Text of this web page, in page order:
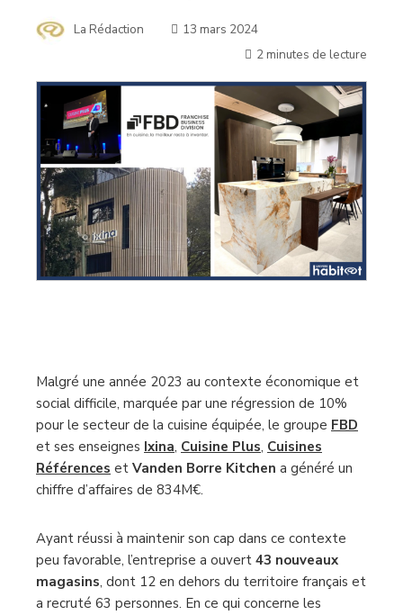
La Rédaction
13 mars 2024
2 minutes de lecture
Malgré une année 2023 au contexte économique et
social difficile, marquée par une régression de 10%
pour le secteur de la cuisine équipée, le groupe FBD
et ses enseignes Ixina, Cuisine Plus, Cuisines
Références et Vanden Borre Kitchen a généré un
chiffre d’affaires de 834M€.
Ayant réussi à maintenir son cap dans ce contexte
peu favorable, l’entreprise a ouvert 43 nouveaux
magasins, dont 12 en dehors du territoire français et
a recruté 63 personnes. En ce qui concerne les